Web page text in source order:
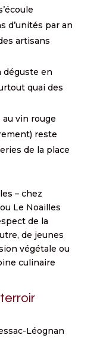
d’unités par an
artisans
déguste en
quai des
vin rouge
reste
de la place
– chez
Le Noailles
de la
de jeunes
végétale ou
culinaire
Léognan